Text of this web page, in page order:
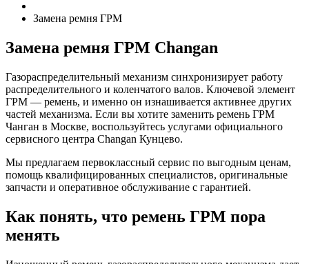
Замена ремня ГРМ
Замена ремня ГРМ Changan
Газораспределительный механизм синхронизирует работу
распределительного и коленчатого валов. Ключевой элемент
ГРМ — ремень, и именно он изнашивается активнее других
частей механизма. Если вы хотите заменить ремень ГРМ
Чанган в Москве, воспользуйтесь услугами официального
сервисного центра Changan Кунцево.
Мы предлагаем первоклассный сервис по выгодным ценам,
помощь квалифицированных специалистов, оригинальные
запчасти и оперативное обслуживание с гарантией.
Как понять, что ремень ГРМ пора
менять